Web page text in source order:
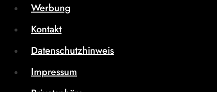
Werbung
Kontakt
Datenschutzhinweis
Impressum